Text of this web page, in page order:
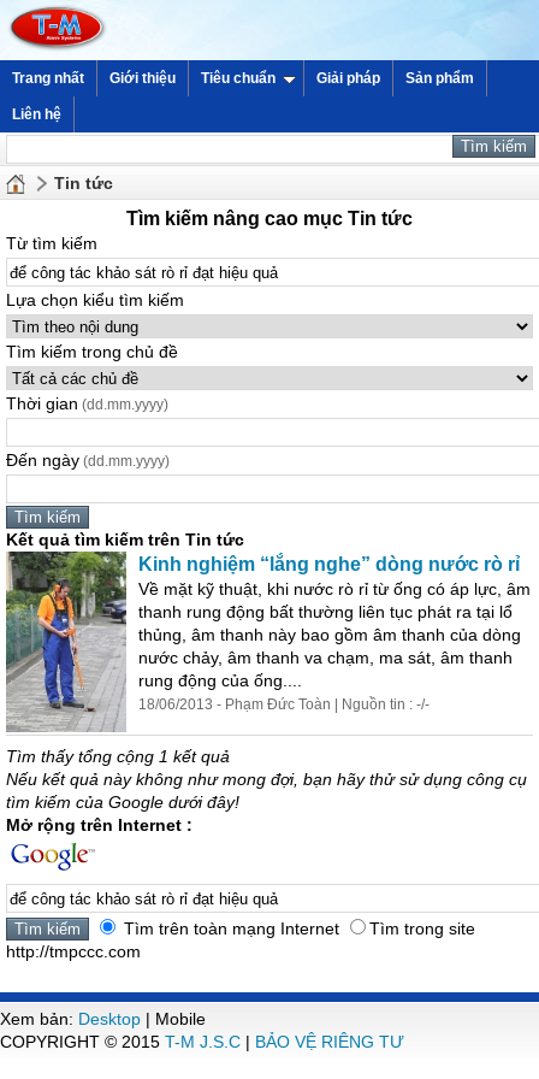
Trang nhất Giới thiệu Tiêu chuẩn Giải pháp Sản phẩm
Liên hệ
Tin tức
Tìm kiếm nâng cao mục Tin tức
Từ tìm kiếm
Lựa chọn kiểu tìm kiếm
Tìm kiếm trong chủ đề
Thời gian (dd.mm.yyyy)
Đến ngày (dd.mm.yyyy)
Kết quả tìm kiếm trên Tin tức
Kinh nghiệm “lắng nghe” dòng nước rò rỉ
Về mặt kỹ thuật, khi nước rò rỉ từ ống có áp lực, âm
thanh rung động bất thường liên tục phát ra tại lổ
thủng, âm thanh này bao gồm âm thanh của dòng
nước chảy, âm thanh va chạm, ma sát , âm thanh
rung động của ống....
18/06/2013 - Phạm Đức Toàn | Nguồn tin : -/-
Tìm thấy tổng cộng 1 kết quả
Nếu kết quả này không như mong đợi, bạn hãy thử sử dụng công cụ
tìm kiếm của Google dưới đây!
Mở rộng trên Internet :
Tìm trên toàn mạng Internet
Tìm trong site
http://tmpccc.com
Xem bản: Desktop | Mobile
COPYRIGHT © 2015 T-M J.S.C | BẢO VỆ RIÊNG TƯ